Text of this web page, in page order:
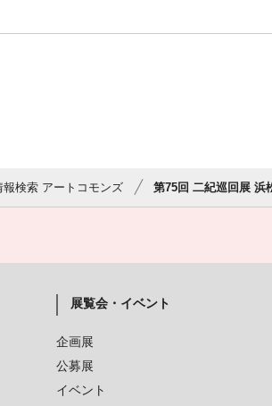
報検索 アートコモンズ 第75回 二紀巡回展 浜
展覧会・イベント
企画展
公募展
イベント